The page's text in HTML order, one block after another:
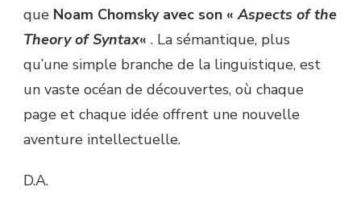
que Noam Chomsky avec son «Aspects of the
Theory of Syntax« . La sémantique, plus
qu’une simple branche de la linguistique, est
un vaste océan de découvertes, où chaque
page et chaque idée offrent une nouvelle
aventure intellectuelle.
D.A.